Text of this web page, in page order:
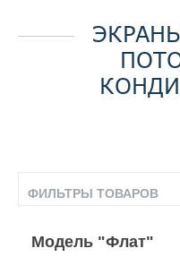
ФИЛЬТРЫ ТОВАРОВ
Модель "Флат"